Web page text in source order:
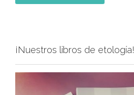
¡Nuestros libros de etología!